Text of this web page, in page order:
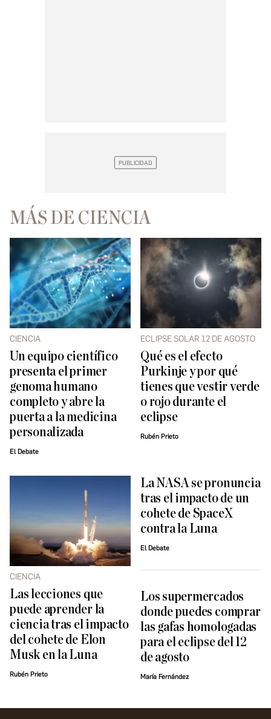
MÁS DE CIENCIA
CIENCIA
Un equipo científico
presenta el primer
genoma humano
completo y abre la
puerta a la medicina
personalizada
El Debate
ECLIPSE SOLAR 12 DE AGOSTO
Qué es el efecto
Purkinje y por qué
tienes que vestir verde
o rojo durante el
eclipse
Rubén Prieto
CIENCIA
Las lecciones que
puede aprender la
ciencia tras el impacto
del cohete de Elon
Musk en la Luna
Rubén Prieto
La NASA se pronuncia
tras el impacto de un
cohete de SpaceX
contra la Luna
El Debate
Los supermercados
donde puedes comprar
las gafas homologadas
para el eclipse del 12
de agosto
María Fernández